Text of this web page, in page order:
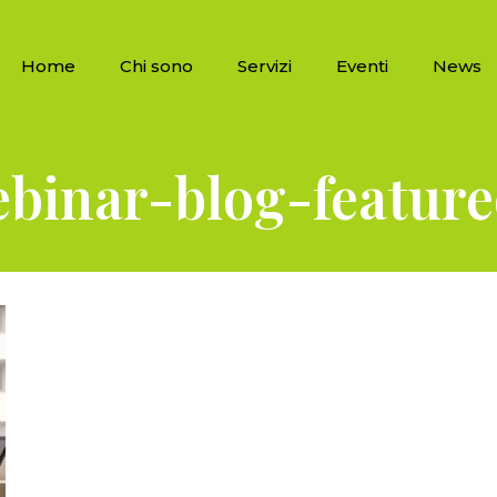
Home Chi sono Servizi Eventi News
blog-